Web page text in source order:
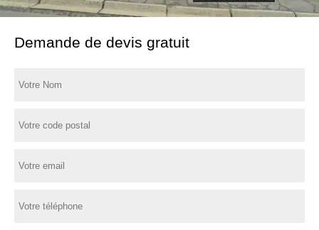
Demande de devis gratuit